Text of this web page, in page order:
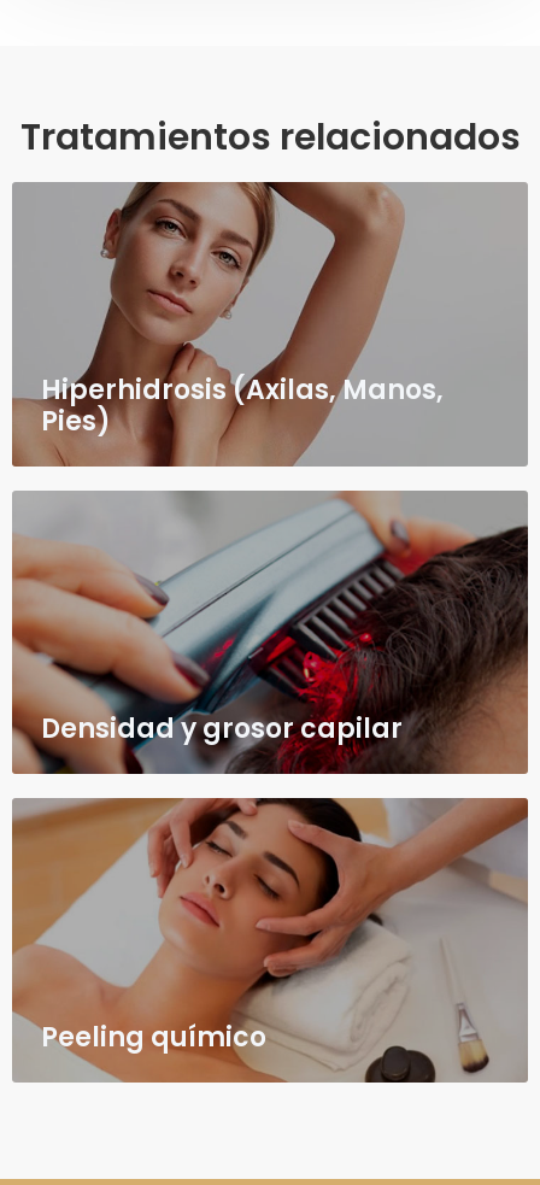
Tratamientos relacionados
Hiperhidrosis (Axilas, Manos,
Pies)
Densidad y grosor capilar
Peeling químico